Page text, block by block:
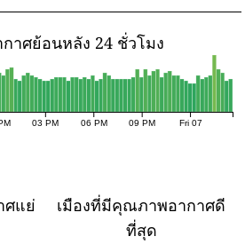
าศย้อนหลัง 24 ชั่วโมง
03 PM 06 PM 09 PM Fri 07
ศแย่
เมืองที่มีคุณภาพอากาศดี
ที่สุด